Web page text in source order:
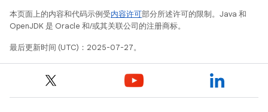
本页面上的内容和代码示例受内容许可部分所述许可的限制。Java 和
OpenJDK 是 Oracle 和/或其关联公司的注册商标。
最后更新时间 (UTC)：2025-07-27。